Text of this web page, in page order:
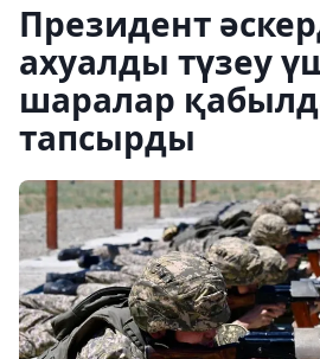
Президент
ахуалды түзеу
шаралар
тапсырды